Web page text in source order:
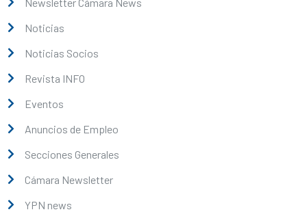
Noticias
Noticias Socios
Revista INFO
Eventos
Anuncios de Empleo
Secciones Generales
Cámara Newsletter
YPN news